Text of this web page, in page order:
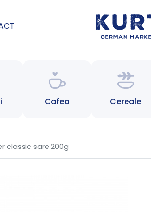
Cafea Cereale
classic sare 200g